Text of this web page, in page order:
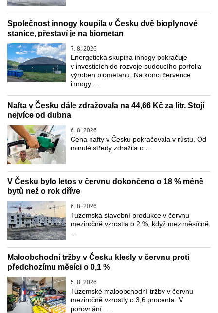
Společnost innogy koupila v Česku dvě bioplynové
stanice, přestaví je na biometan
7. 8. 2026
Energetická skupina innogy pokračuje
v investicích do rozvoje budoucího porfolia
výroben biometanu. Na konci července
innogy …
Nafta v Česku dále zdražovala na 44,66 Kč za litr. Stojí
nejvíce od dubna
6. 8. 2026
Cena nafty v Česku pokračovala v růstu. Od
minulé středy zdražila o …
V Česku bylo letos v červnu dokončeno o 18 % méně
bytů než o rok dříve
6. 8. 2026
Tuzemská stavební produkce v červnu
meziročně vzrostla o 2 %, když meziměsíčně
Maloobchodní tržby v Česku klesly v červnu proti
předchozímu měsíci o 0,1 %
5. 8. 2026
Tuzemské maloobchodní tržby v červnu
meziročně vzrostly o 3,6 procenta. V
porovnání …